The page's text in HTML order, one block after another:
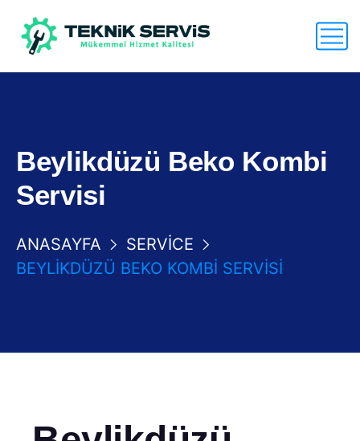
Beylikdüzü Beko Kombi
Servisi
ANASAYFA
SERVICE
BEYLIKDÜZÜ BEKO KOMBI SERVISI